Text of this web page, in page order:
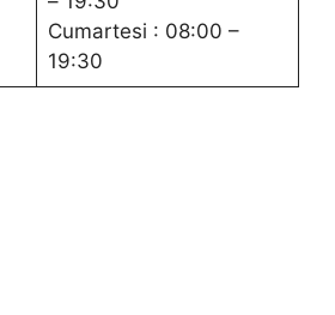
Cumartesi : 08:00 –
19:30